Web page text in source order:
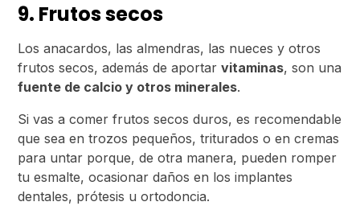
9. Frutos secos
Los anacardos, las almendras, las nueces y otros
frutos secos, además de aportarvitaminas, son una
fuente de calcio y otros minerales.
Si vas a comer frutos secos duros, es recomendable
que sea en trozos pequeños, triturados o en cremas
para untar porque, de otra manera, pueden romper
tu esmalte, ocasionar daños en los implantes
dentales, prótesis u ortodoncia.